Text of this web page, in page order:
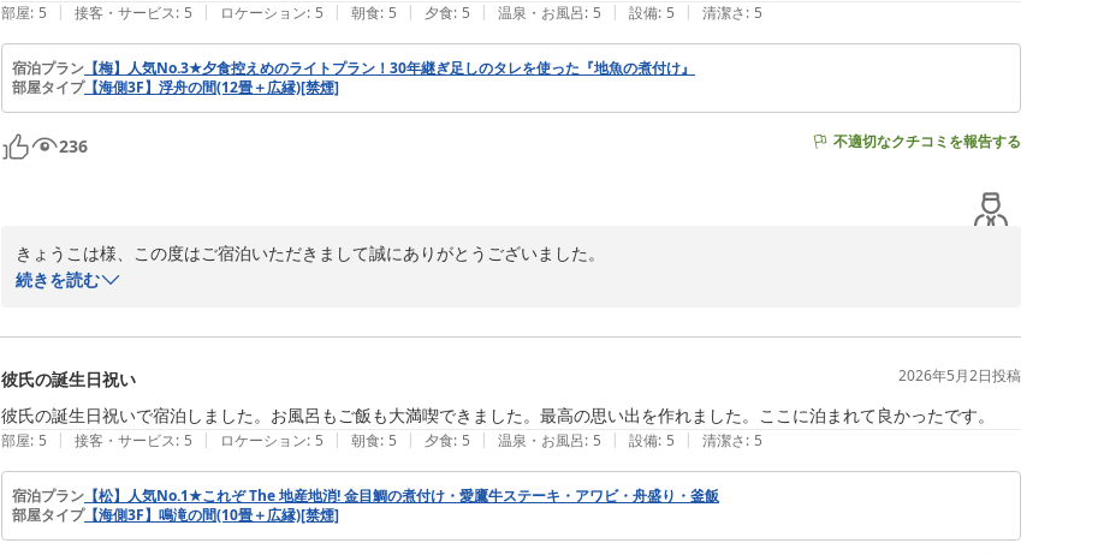
部屋: 5 | 接客・サービス: 5 | ロケーション: 5 | 朝食: 5 | 夕食: 5 | 温泉・お風呂: 5 | 設備: 5 | 清潔さ: 5
宿泊プラン 【梅】人気No.3★夕食控えめのライトプラン！30年継ぎ足しのタレを使った『地魚の煮付け』
部屋タイプ【海側3F】浮舟の間(12畳＋広縁)[禁煙]
236 不適切なクチコミを報告する
きょうこは様、この度はご宿泊いただきまして誠にありがとうございました。
弟様のご紹介ということで、旦那様のお誕生日という素敵な日にお選びいただけて光栄でございます。
ケーキのサプライズも大成功で良かったですね♪
またのご来館お待ち申し上げております。
【若旦那】
熱海温泉 法悦
2026-04-05
続きを読む
彼氏の誕生日祝い 2026年5月2日投稿
彼氏の誕生日祝いで宿泊しました。お風呂もご飯も大満喫できました。最高の思い出を作れました。ここに泊まれて良かったです。
部屋: 5 | 接客・サービス: 5 | ロケーション: 5 | 朝食: 5 | 夕食: 5 | 温泉・お風呂: 5 | 設備: 5 | 清潔さ: 5
宿泊プラン 【松】人気No.1★これぞ The 地産地消! 金目鯛の煮付け・愛鷹牛ステーキ・アワビ・舟盛り・釜飯
部屋タイプ【海側3F】鳴滝の間(10畳＋広縁)[禁煙]